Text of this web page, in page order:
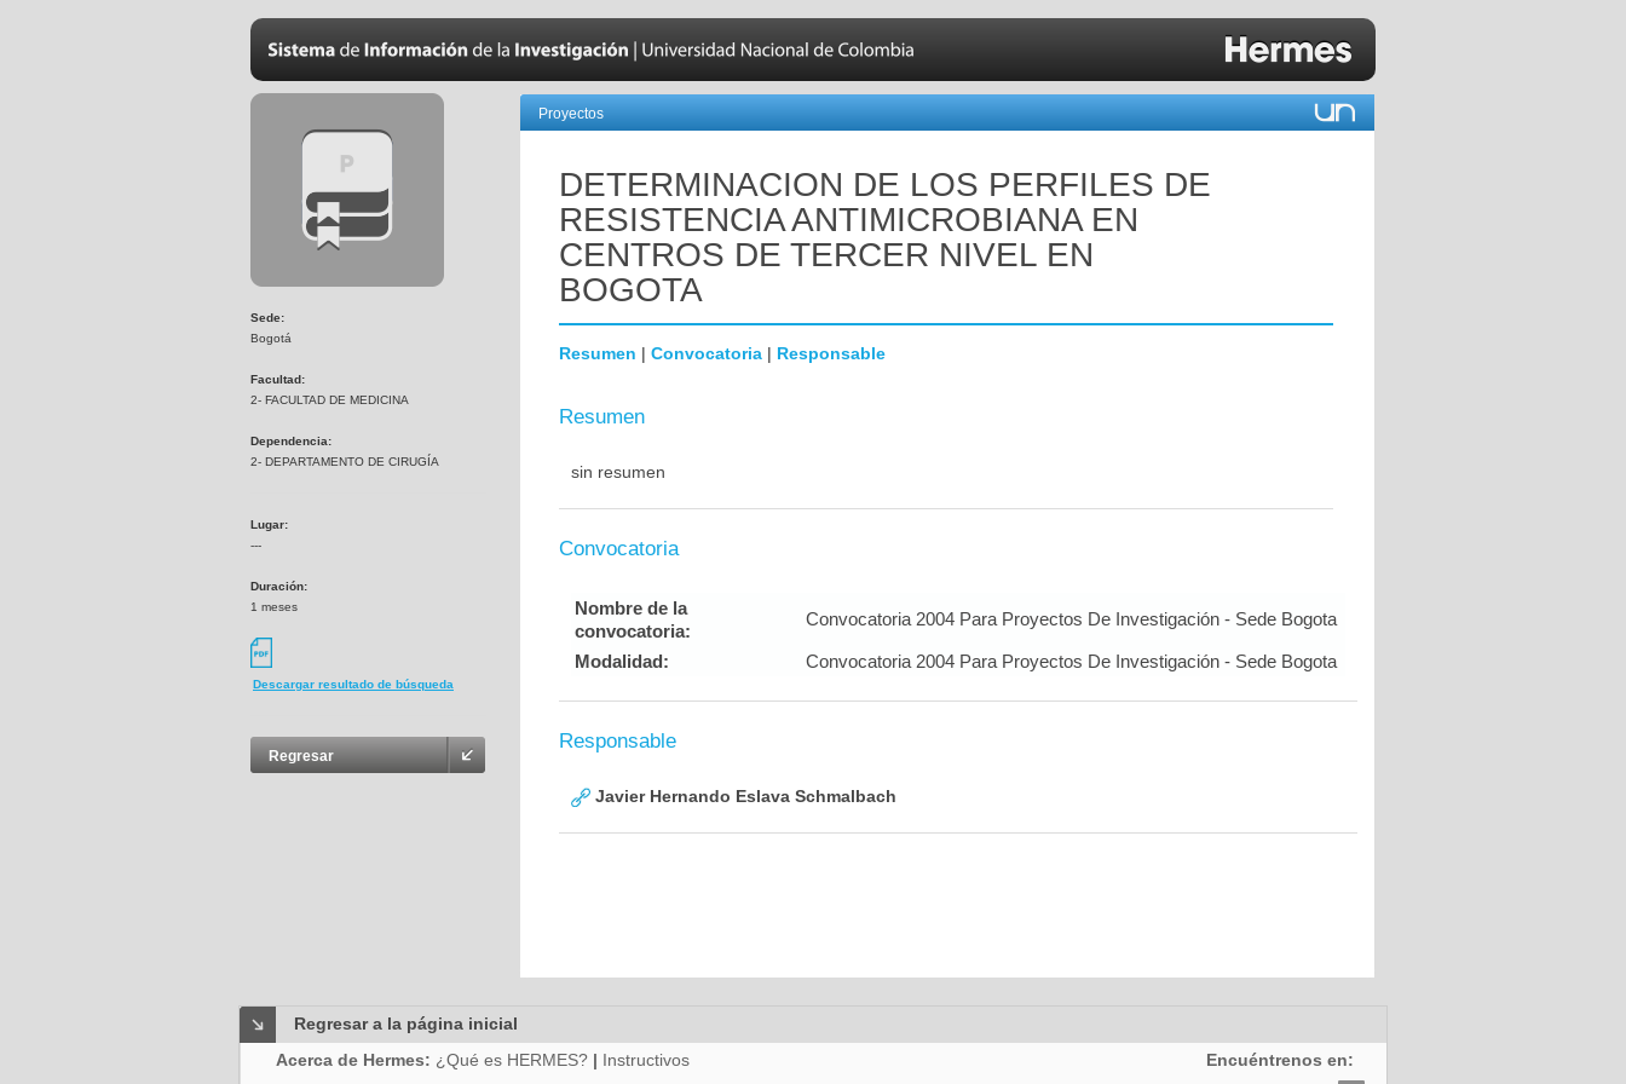
Sede:
Bogotá
Facultad:
2- FACULTAD DE MEDICINA
Dependencia:
2- DEPARTAMENTO DE CIRUGÍA
Lugar:
---
Duración:
1 meses
Descargar resultado de búsqueda
Regresar
Proyectos
DETERMINACION DE LOS PERFILES DE
RESISTENCIA ANTIMICROBIANA EN
CENTROS DE TERCER NIVEL EN
BOGOTA
Resumen | Convocatoria | Responsable
Resumen
sin resumen
Convocatoria
Nombre de la
convocatoria:
Convocatoria 2004 Para Proyectos De Investigación - Sede Bogota
Modalidad: Convocatoria 2004 Para Proyectos De Investigación - Sede Bogota
Responsable
Javier Hernando Eslava Schmalbach
Regresar a la página inicial
Acerca de Hermes: ¿Qué es HERMES? | Instructivos Encuéntrenos en: